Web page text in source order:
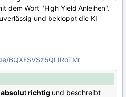
dem Wort "High Yield Anleihen".
und bekloppt die KI
BQXFSVSz5QLIRoTMr
absolut richtig und beschreibt